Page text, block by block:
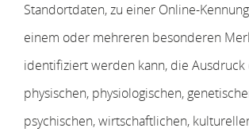
Standortdaten, zu einer Online-
einem oder mehreren besonderen
identifiziert werden kann, die
physischen, physiologischen,
psychischen, wirtschaftlichen,